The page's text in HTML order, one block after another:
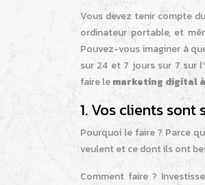
Vous devez tenir compte
ordinateur portable, et
Pouvez-vous imaginer à
sur 24 et 7 jours sur 7 sur
faire lemarketing digital
1. Vos clients
Pourquoi le faire ? Parce
veulent et ce dont ils ont
Comment faire ?